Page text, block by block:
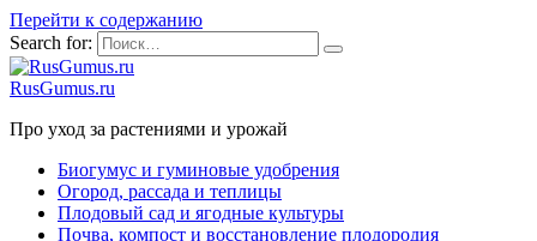
Перейти к содержанию
Search for:
RusGumus.ru
Про уход за растениями и урожай
Биогумус и гуминовые удобрения
Огород, рассада и теплицы
Плодовый сад и ягодные культуры
Почва, компост и восстановление плодородия